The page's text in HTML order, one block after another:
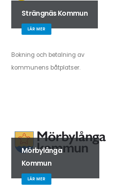
Strängnäs Kommun
LÄR MER
Bokning och betalning av
kommunens båtplatser.
Mörbylånga
Kommun
LÄR MER